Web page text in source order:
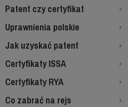
Patent czy certyfikat
Uprawnienia polskie
Jak uzyskać patent
Certyfikaty ISSA
Certyfikaty RYA
Co zabrać na rejs